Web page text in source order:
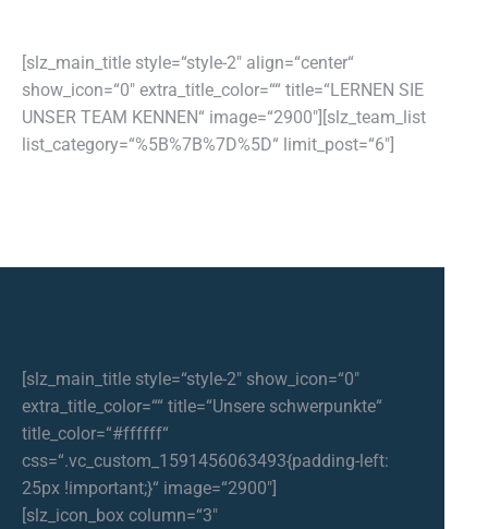
[slz_main_title style=“style-2″ align=“center“
show_icon=“0″ extra_title_color=““ title=“LERNEN SIE
UNSER TEAM KENNEN“ image=“2900″][slz_team_list
list_category=“%5B%7B%7D%5D“ limit_post=“6″]
[slz_main_title style=“style-2″ show_icon=“0″
extra_title_color=““ title=“Unsere schwerpunkte“
title_color=“#ffffff“
css=“.vc_custom_1591456063493{padding-left:
25px !important;}“ image=“2900″]
[slz_icon_box column=“3″